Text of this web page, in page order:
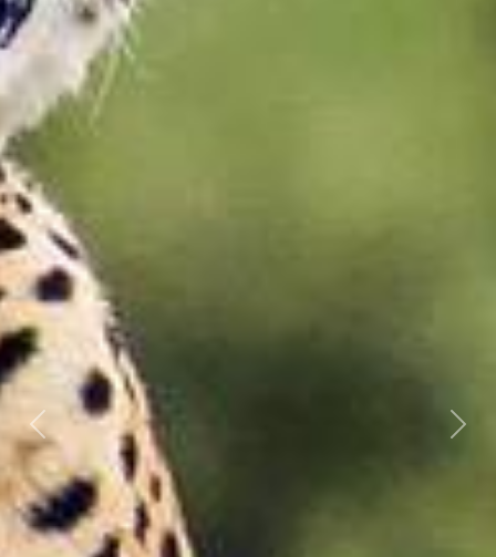
Föregående Nästa